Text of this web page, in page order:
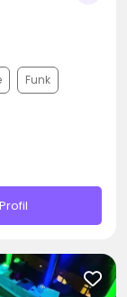
Funk
Profil